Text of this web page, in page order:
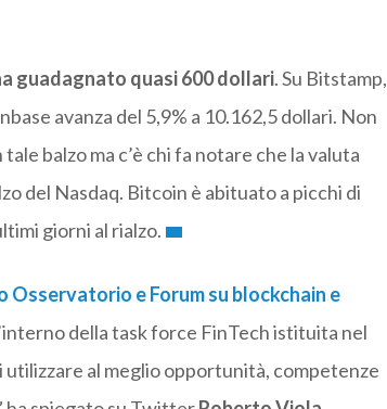
guadagnato quasi 600 dollari. Su Bitstamp,
avanza del 5,9% a 10.162,5 dollari. Non
balzo ma c’è chi fa notare che la valuta
del Nasdaq. Bitcoin è abituato a picchi di
giorni al rialzo.
Osservatorio e Forum su blockchain e
della task force FinTech istituita nel
utilizzare al meglio opportunità, competenze